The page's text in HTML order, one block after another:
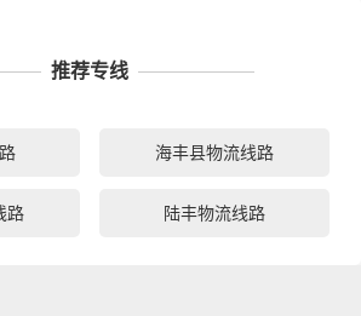
推荐专线
海丰县物流线路
路 陆丰物流线路